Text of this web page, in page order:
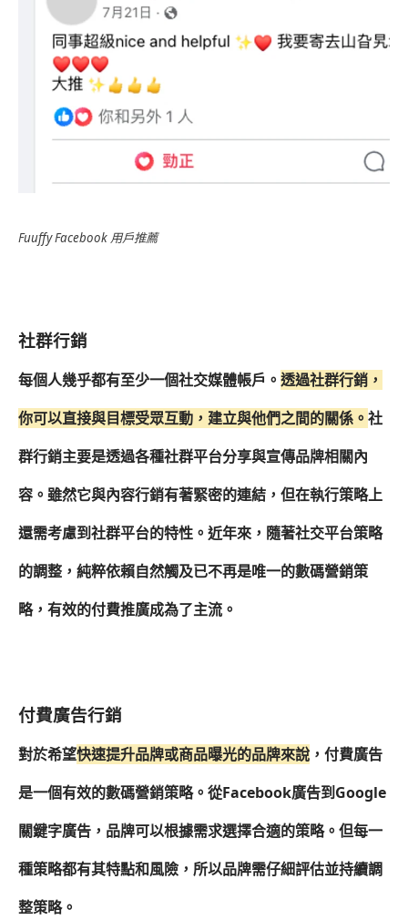
Fuuffy Facebook 用戶推薦
社群行銷
每個人幾乎都有至少一個社交媒體帳戶。 透過社群行銷，
你可以直接與目標受眾互動，建立與他們之間的關係。 社
群行銷主要是透過各種社群平台分享與宣傳品牌相關內
容。雖然它與內容行銷有著緊密的連結，但在執行策略上
還需考慮到社群平台的特性。近年來，隨著社交平台策略
的調整，純粹依賴自然觸及已不再是唯一的數碼營銷策
略，有效的付費推廣成為了主流。
付費廣告行銷
對於希望快速提升品牌或商品曝光的品牌來說 ，付費廣告
是一個有效的數碼營銷策略。從Facebook廣告到Google
關鍵字廣告，品牌可以根據需求選擇合適的策略。但每一
種策略都有其特點和風險，所以品牌需仔細評估並持續調
整策略。